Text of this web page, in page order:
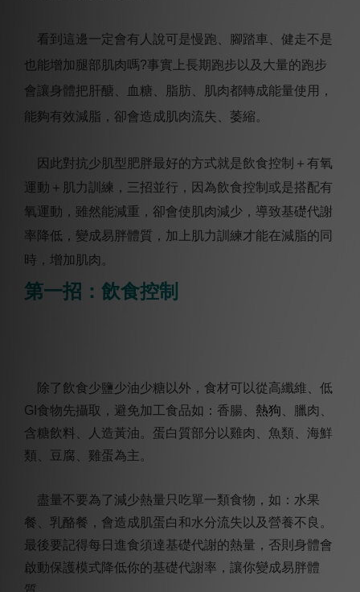
看到這邊一定會有人說可是慢跑、腳踏車、健走不是
也能增加腿部肌肉嗎?事實上長期跑步以及大量的跑步
會讓身體把 肝醣、血糖、脂肪、肌肉都轉成能量使用，
能夠有效減脂，卻會造成肌肉流失、萎縮。
因此對抗少肌型肥胖最好的方式就是飲食控制＋有氧
運動＋肌力訓練，三招並行，因為飲食控制或是搭配有
氧運動，雖然能減重，卻會使肌肉減少，導致基礎代謝
率降低，變成易胖體質，加上肌力訓練才能在減脂的同
時，增加肌肉。
第一招：飲食控制
除了飲食少鹽少油少糖以外，食材可以從高纖維、低
GI 食物先攝取，避免加工食品如：香腸、 熱狗 、臘肉、
含糖飲料、人造黃油。 蛋白質部分以雞肉、魚類、海鮮
類、豆腐、雞蛋為主。
盡量不要為了減少熱量只吃單一類食物，如：水果
餐、乳酪餐，會造成肌蛋白和水分流失以及營養不良。
最後要記得每日進食須達基礎代謝的熱量，否則身體會
啟動保護模式降低你的基礎代謝率，讓你變成易胖體